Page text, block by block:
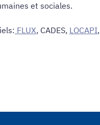
et sociales.
FLUX, CADES, LOCAPI,